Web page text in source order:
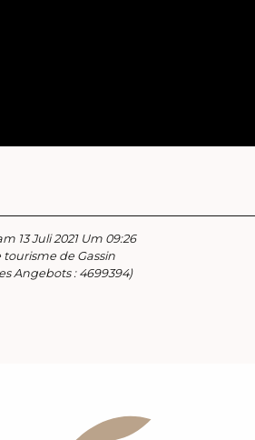
13 Juli 2021 Um 09:26
tourisme de Gassin
Angebots : 4699394)